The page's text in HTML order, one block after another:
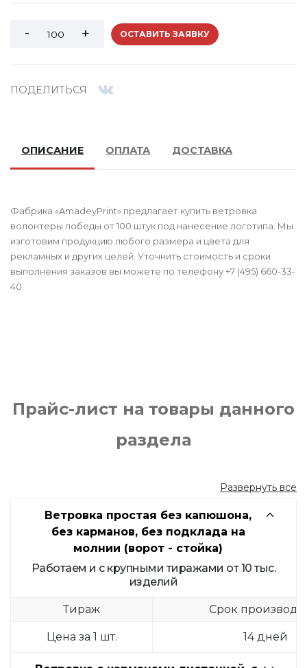
ОСТАВИТЬ ЗАЯВКУ
ПОДЕЛИТЬСЯ
ОПИСАНИЕ ОПЛАТА ДОСТАВКА
Фабрика «AmadeyPrint» предлагает купить ветровка
волонтеры победы от 100 штук под нанесение логотипа. Мы
изготовим продукцию любого размера и цвета для
рекламных и других целей. Уточнить стоимость и сроки
выполнения заказов вы можете по телефону +7 (495) 660-33-
40.
Прайс-лист на товары данного
раздела
Развернуть все
Ветровка простая без капюшона,
без карманов, без подклада на
молнии (ворот - стойка)
Работаем и с крупными тиражами от 10 тыс.
изделий
Тираж Срок
Цена за 1 шт. 14 дней